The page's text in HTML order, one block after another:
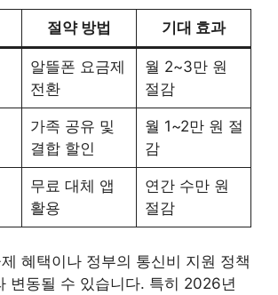
절약 방법 기대 효과
알뜰폰 요금제
전환
월 2~3만 원
절감
가족 공유 및
결합 할인
월 1~2만 원 절
감
무료 대체 앱
활용
연간 수만 원
절감
혜택이나 정부의 통신비 지원 정책
변동될 수 있습니다. 특히 2026년